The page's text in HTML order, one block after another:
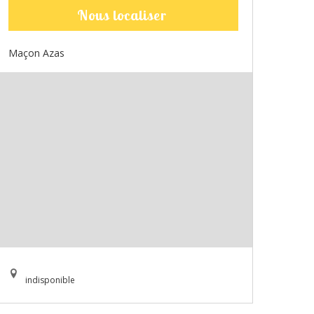
Nous localiser
Maçon Azas
indisponible